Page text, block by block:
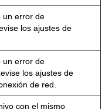
un error de
los ajustes de
un error de
los ajustes de
de red.
con el mismo